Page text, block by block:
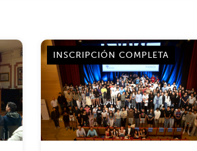
INSCRIPCIÓN CERRADA
INSCRIPCIÓN COMPLETA